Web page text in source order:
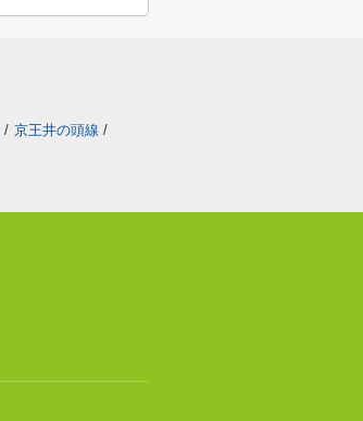
/ 京王井の頭線 /